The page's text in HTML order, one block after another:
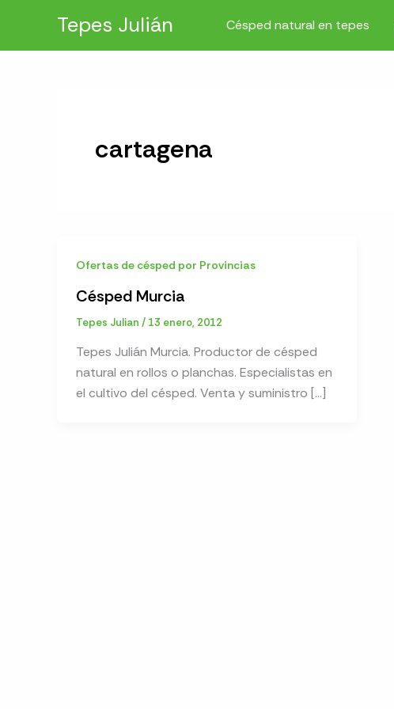
contenido
Tepes Julián Césped natural en tepes
cartagena
Ofertas de césped por Provincias
Césped Murcia
Tepes Julian / 13 enero, 2012
Tepes Julián Murcia. Productor de césped
natural en rollos o planchas. Especialistas en
el cultivo del césped. Venta y suministro […]